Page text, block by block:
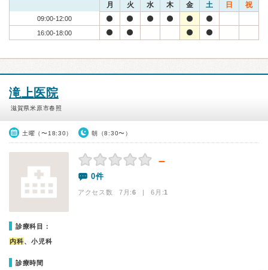
月 火 水 木 金 土 日 祝
09:00-12:00
16:00-18:00
滝上医院
滋賀県米原市春照
土曜（〜18:30） 朝（8:30〜）
－
0件
アクセス数 7月:6 | 6月:1
診療科目：
内科、小児科
診療時間